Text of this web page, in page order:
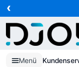
Zur Navigation springen
Direkt zum Inhalt
‹
Menü